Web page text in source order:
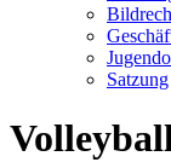
Satzung